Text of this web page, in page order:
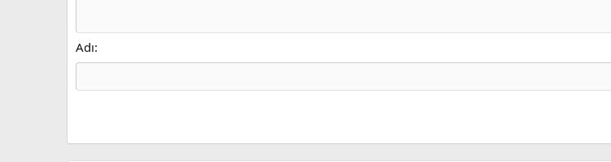
18
22
Heading 3
Tahoma
Times New Roman
Adı